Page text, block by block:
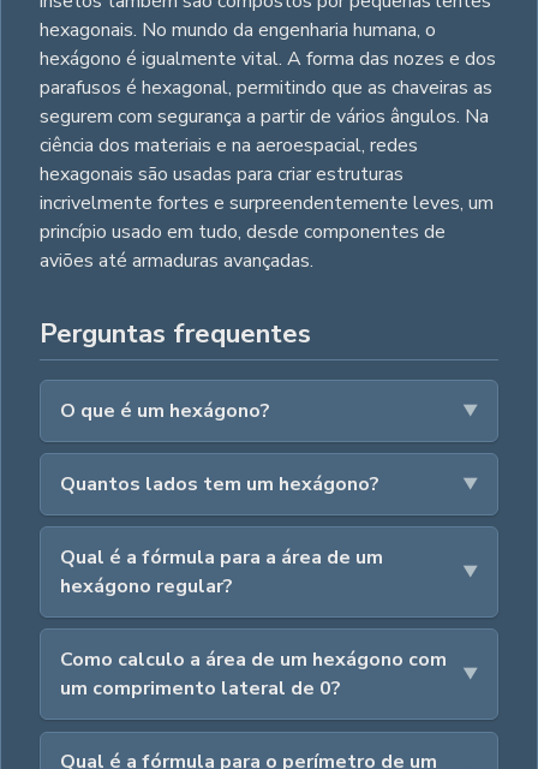
hexagonais. No mundo da engenharia humana, o
hexágono é igualmente vital. A forma das nozes e dos
parafusos é hexagonal, permitindo que as chaveiras as
segurem com segurança a partir de vários ângulos. Na
ciência dos materiais e na aeroespacial, redes
hexagonais são usadas para criar estruturas
incrivelmente fortes e surpreendentemente leves, um
princípio usado em tudo, desde componentes de
aviões até armaduras avançadas.
Perguntas frequentes
O que é um hexágono?
Quantos lados tem um hexágono?
Qual é a fórmula para a área de um
hexágono regular?
Como calculo a área de um hexágono com
um comprimento lateral de 0?
Qual é a fórmula para o perímetro de um